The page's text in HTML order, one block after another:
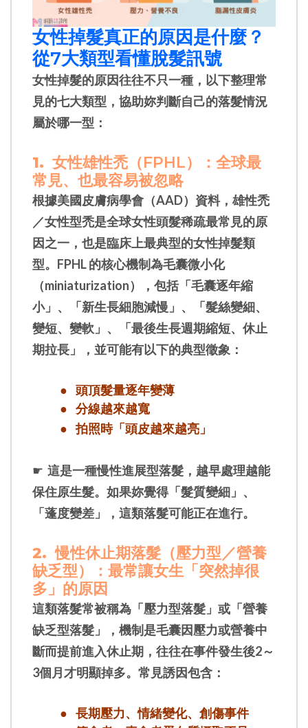
女性掉髮真正的原因是什麼？
從7大類型看懂脫髮訊號
女性掉髮的原因往往不只一種，以下整理常
見的七大類型，協助妳判斷自己的落髮情況
屬於哪一型：
1. 女性雄性禿（FPHL）：全球最
常見、也最容易被忽略
根據美國皮膚病學會（AAD）資料，雄性禿
／女性型禿是全球女性頭髮稀疏最常見的原
因之一，也是臨床上最典型的女性掉髮類
型。FPHL 的核心機制為毛囊微小化
（miniaturization），包括「毛囊逐年縮
小」、「新生長細胞減慢」、「髮絲變細、
變短、變軟」、「最後生長週期縮短、休止
期拉長」，並可能有以下的典型徵象：
● 頭頂髮量逐年變薄
● 分線越來越寬
● 拍照時「頭皮越來越亮」
☛ 這是一種慢性進展型落髮，越早處理越能
保住原生髮。如果妳覺得「髮質變細」、
「蓬度變差」，這類落髮可能正在進行。
2.慢性休止期落髮（壓力型／營養
缺乏型）：最常讓女生「突然掉很
多」的原因
這類落髮常被稱為「壓力型落髮」或「營養
缺乏型落髮」，機制是毛囊因壓力或營養中
斷而提前進入休止期，往往在事件發生後2～
3個月才明顯掉多。常見誘因包含：
● 長期壓力、情緒變化、創傷事件